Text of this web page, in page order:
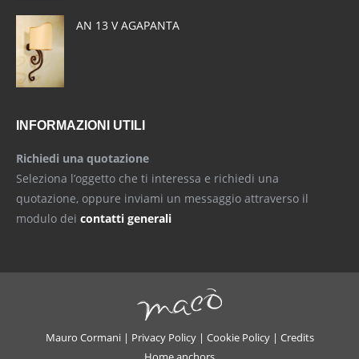
AN 13 V AGAPANTA
INFORMAZIONI UTILI
Richiedi una quotazione
Seleziona l’oggetto che ti interessa e richiedi una
quotazione, oppure inviami un messaggio attraverso il
modulo dei contatti generali
Mauro Cormani | Privacy Policy| Cookie Policy| Credits